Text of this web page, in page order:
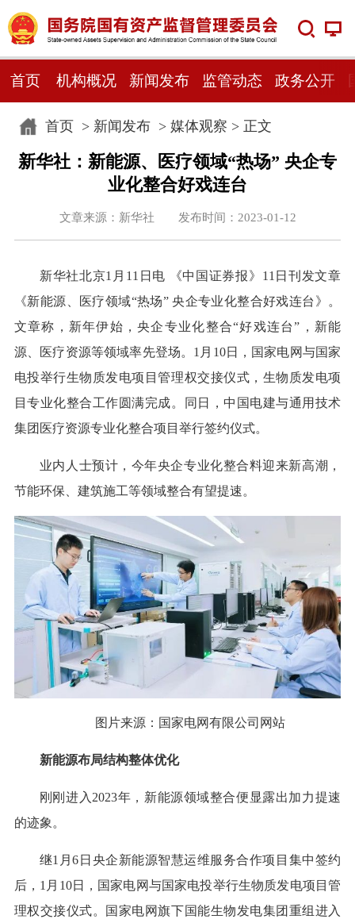
首页 机构概况 新闻发布 监管动态 政务公开
首页> 新闻发布> 媒体观察 > 正文
新华社：新能源、医疗领域“热场” 央企专
业化整合好戏连台
文章来源：新华社 发布时间：2023-01-12
新华社北京1月11日电 《中国证券报》11日刊发文章
《新能源、医疗领域“热场” 央企专业化整合好戏连台》。
文章称，新年伊始，央企专业化整合“好戏连台”，新能
源、医疗资源等领域率先登场。1月10日，国家电网与国家
电投举行生物质发电项目管理权交接仪式，生物质发电项
目专业化整合工作圆满完成。同日，中国电建与通用技术
集团医疗资源专业化整合项目举行签约仪式。
业内人士预计，今年央企专业化整合料迎来新高潮，
节能环保、建筑施工等领域整合有望提速。
图片来源：国家电网有限公司网站
新能源布局结构整体优化
刚刚进入2023年，新能源领域整合便显露出加力提速
的迹象。
继1月6日央企新能源智慧运维服务合作项目集中签约
后，1月10日，国家电网与国家电投举行生物质发电项目管
理权交接仪式。国家电网旗下国能生物发电集团重组进入